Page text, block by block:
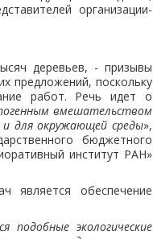
организации-
деревьев, - призывы
предложений, поскольку
работ. Речь идет о
вмешательством
и для окружающей среды»,
бюджетного
институт РАН»
является обеспечение
экологические